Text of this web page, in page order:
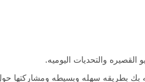
بك بطريقه سهله وبسيطه ومشاركتها